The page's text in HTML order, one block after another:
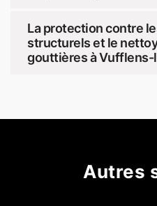
La protection contre
structurels et le
gouttières à
Autres